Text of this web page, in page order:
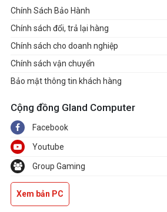
Chính Sách Bảo Hành
Chính sách đổi, trả lại hàng
Chính sách cho doanh nghiệp
Chính sách vận chuyển
Bảo mật thông tin khách hàng
Cộng đồng Gland Computer
Facebook
Youtube
Group Gaming
Xem bản PC